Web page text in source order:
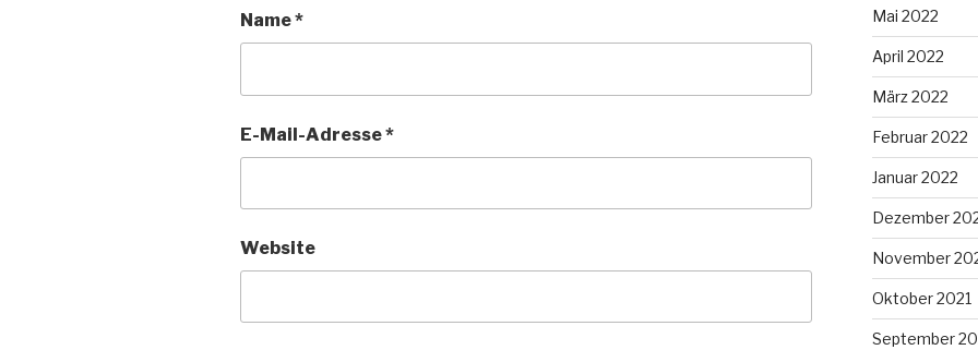
Name*
E-Mail-Adresse*
Website
Mai 2022
April 2022
März 2022
Februar 2022
Januar 2022
Dezember
November
Oktober 2021
September